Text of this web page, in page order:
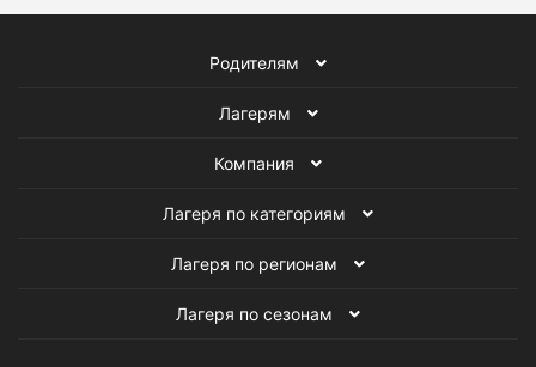
Родителям
Лагерям
Компания
Лагеря по категориям
Лагеря по регионам
Лагеря по сезонам